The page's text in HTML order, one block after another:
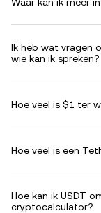
Ik heb wat vragen
wie kan ik spreken?
Hoe veel is $1 ter
Hoe veel is een
Hoe kan ik USDT
cryptocalculator?